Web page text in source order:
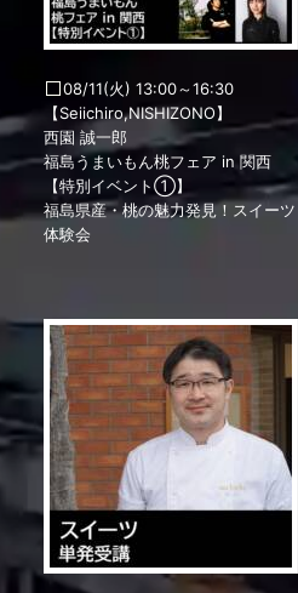
08/11(火) 13:00～16:30
【Seiichiro,NISHIZONO】
西園 誠一郎
福島うまいもん桃フェア in 関西
【特別イベント①】
福島県産・桃の魅力発見！スイーツ
体験会